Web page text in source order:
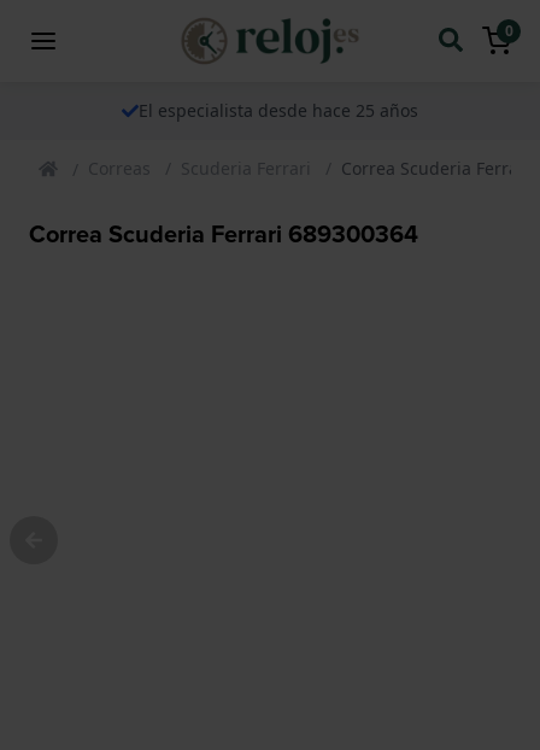
0
El especialista desde hace 25 años
Correas Scuderia Ferrari Correa Scuderia Ferrari
Correa Scuderia Ferrari 689300364